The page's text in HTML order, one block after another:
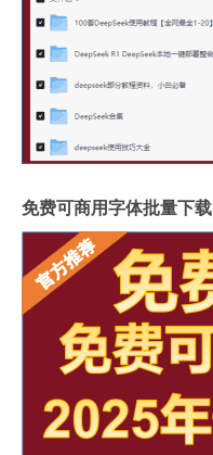
免费可商用字体批量下载